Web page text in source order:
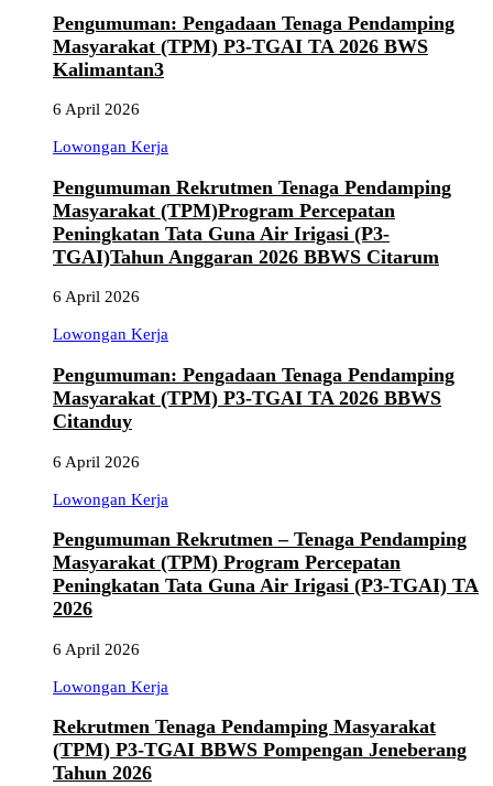
Pengumuman: Pengadaan Tenaga Pendamping
Masyarakat (TPM) P3-TGAI TA 2026 BWS
Kalimantan3
6 April 2026
Lowongan Kerja
Pengumuman Rekrutmen Tenaga Pendamping
Masyarakat (TPM)Program Percepatan
Peningkatan Tata Guna Air Irigasi (P3-
TGAI)Tahun Anggaran 2026 BBWS Citarum
6 April 2026
Lowongan Kerja
Pengumuman: Pengadaan Tenaga Pendamping
Masyarakat (TPM) P3-TGAI TA 2026 BBWS
Citanduy
6 April 2026
Lowongan Kerja
Pengumuman Rekrutmen – Tenaga Pendamping
Masyarakat (TPM) Program Percepatan
Peningkatan Tata Guna Air Irigasi (P3-TGAI) TA
2026
6 April 2026
Lowongan Kerja
Rekrutmen Tenaga Pendamping Masyarakat
(TPM) P3-TGAI BBWS Pompengan Jeneberang
Tahun 2026